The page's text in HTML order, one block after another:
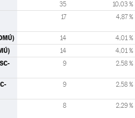
35 10,03 %
17 4,87 %
14 4,01 %
14 4,01 %
9 2,58 %
9 2,58 %
8 2,29 %